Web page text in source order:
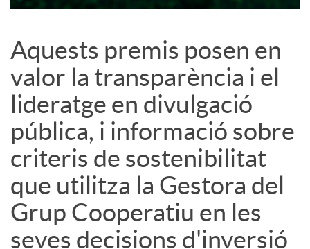
n
g
u
t
s
Aquests premis posen en
valor la transparència i el
lideratge en divulgació
pública, i informació sobre
criteris de sostenibilitat
que utilitza la Gestora del
Grup Cooperatiu en les
seves decisions d'inversió